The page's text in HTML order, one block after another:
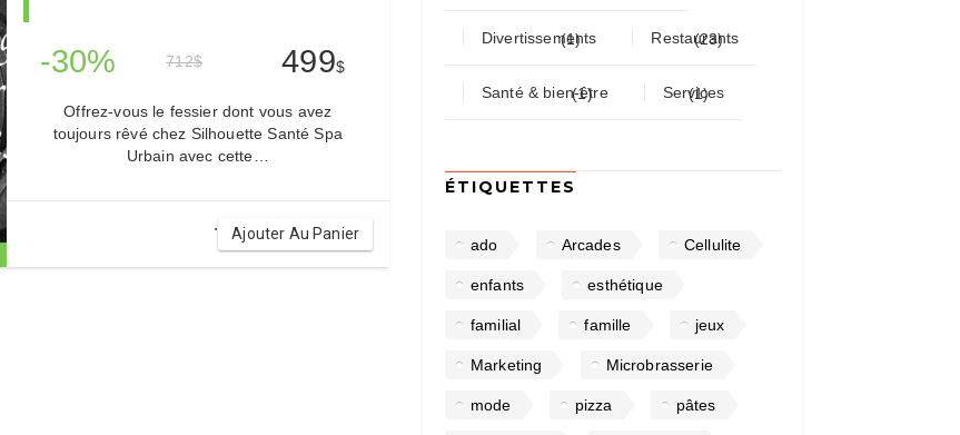
-30% 712$ 499$
Offrez-vous le fessier dont vous avez
toujours rêvé chez Silhouette Santé Spa
Urbain avec cette…
. Ajouter Au Panier
Divertissements
(1) Restaurants
(23)
Santé & bien-être
(1) Services
(1)
ÉTIQUETTES
ado Arcades Cellulite
enfants esthétique
familial famille jeux
Marketing Microbrasserie
mode pizza pâtes